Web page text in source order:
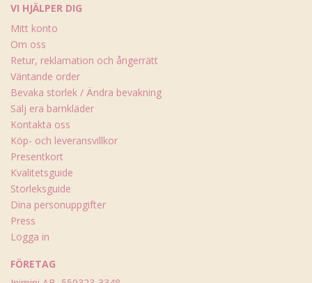
VI HJÄLPER DIG
Mitt konto
Om oss
Retur, reklamation och ångerrätt
Väntande order
Bevaka storlek / Ändra bevakning
Sälj era barnkläder
Kontakta oss
Köp- och leveransvillkor
Presentkort
Kvalitetsguide
Storleksguide
Dina personuppgifter
Press
Logga in
FÖRETAG